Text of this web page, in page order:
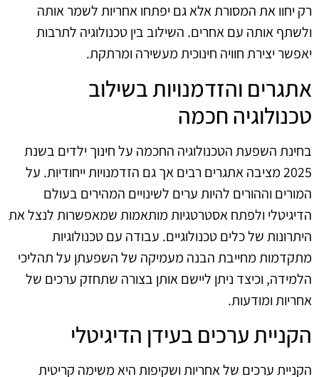
רק יחוו את המסורת אלא גם יפתחו אחריות לשמר אותה
ולשתף אותה עם אחרים. השילוב בין טכנולוגיה לתרבות
יאפשר יצירת חוויה חינוכית מעשירה ומרתקת.
אתגרים והזדמנויות בשילוב
טכנולוגיה חכמה
בחינת השפעת הטכנולוגיה החכמה על חינוך ילדים בשנת
2025 מציבה אתגרים רבים אך גם הזדמנויות ייחודיות. על
המורים וההורים להיות ערים לשינויים המהירים בעולם
הדיגיטלי ולפתח אסטרטגיות מותאמות שמאפשרות לנצל את
היתרונות של כלים טכנולוגיים. עבודה עם טכנולוגיות
מתקדמות מחייבת הבנה מעמיקה של השפעתן על תהליכי
הלמידה, וכיצד ניתן ליישם אותן בצורה שתחזק ערכים של
אחריות ומודעות.
הקניית ערכים בעידן הדיגיטלי
הקניית ערכים של אחריות ושקיפות היא משימה קריטית